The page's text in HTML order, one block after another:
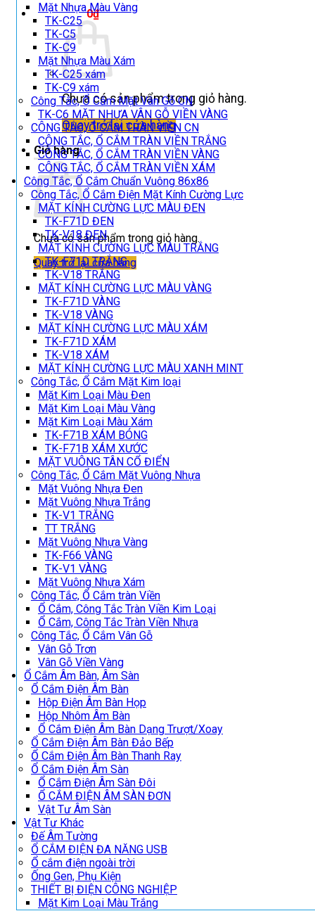
Giỏ hàng /0₫
Chưa có sản phẩm trong giỏ hàng.
Quay trở lại cửa hàng
Giỏ hàng
Chưa có sản phẩm trong giỏ hàng.
Quay trở lại cửa hàng
Mặt Nhựa Màu Vàng
TK-C25
TK-C5
TK-C9
Mặt Nhựa Màu Xám
TK-C25 xám
TK-C9 xám
Công Tắc, Ổ Cắm Mặt Vân Gỗ CN
TK-C6 MẶT NHỰA VÂN GỖ VIỀN VÀNG
CÔNG TẮC, Ổ CẮM TRÀN VIỀN CN
CÔNG TẮC, Ổ CẮM TRÀN VIỀN TRẮNG
CÔNG TẮC, Ổ CẮM TRÀN VIỀN VÀNG
CÔNG TẮC, Ổ CẮM TRÀN VIỀN XÁM
Công Tắc, Ổ Cắm Chuẩn Vuông 86x86
Công Tắc, Ổ Cắm Điện Mặt Kính Cường Lực
MẶT KÍNH CƯỜNG LỰC MÀU ĐEN
TK-F71D ĐEN
TK-V18 ĐEN
MẶT KÍNH CƯỜNG LỰC MÀU TRẮNG
TK-F71D TRẮNG
TK-V18 TRẮNG
MẶT KÍNH CƯỜNG LỰC MÀU VÀNG
TK-F71D VÀNG
TK-V18 VÀNG
MẶT KÍNH CƯỜNG LỰC MÀU XÁM
TK-F71D XÁM
TK-V18 XÁM
MẶT KÍNH CƯỜNG LỰC MÀU XANH MINT
Công Tắc, Ổ Cắm Mặt Kim loại
Mặt Kim Loại Màu Đen
Mặt Kim Loại Màu Vàng
Mặt Kim Loại Màu Xám
TK-F71B XÁM BÓNG
TK-F71B XÁM XƯỚC
MẶT VUÔNG TÂN CỔ ĐIỂN
Công Tắc, Ổ Cắm Mặt Vuông Nhựa
Mặt Vuông Nhựa Đen
Mặt Vuông Nhựa Trắng
TK-V1 TRẮNG
TT TRẮNG
Mặt Vuông Nhựa Vàng
TK-F66 VÀNG
TK-V1 VÀNG
Mặt Vuông Nhựa Xám
Công Tắc, Ổ Cắm tràn Viền
Ổ Cắm, Công Tắc Tràn Viền Kim Loại
Ổ Cắm, Công Tắc Tràn Viền Nhựa
Công Tắc, Ổ Cắm Vân Gỗ
Vân Gỗ Trơn
Vân Gỗ Viền Vàng
Ổ Cắm Âm Bàn, Âm Sàn
Ổ Cắm Điện Âm Bàn
Hộp Điện Âm Bàn Họp
Hộp Nhôm Âm Bàn
Ổ Cắm Điện Âm Bàn Dạng Trượt/Xoay
Ổ Cắm Điện Âm Bàn Đảo Bếp
Ổ Cắm Điện Âm Bàn Thanh Ray
Ổ Cắm Điện Âm Sàn
Ổ Cắm Điện Âm Sàn Đôi
Ổ CẮM ĐIỆN ÂM SÀN ĐƠN
Vật Tư Âm Sàn
Vật Tư Khác
Đế Âm Tường
Ổ CẮM ĐIỆN ĐA NĂNG USB
Ổ cắm điện ngoài trời
Ống Gen, Phụ Kiện
THIẾT BỊ ĐIỆN CÔNG NGHIỆP
Mặt Kim Loại Màu Trắng